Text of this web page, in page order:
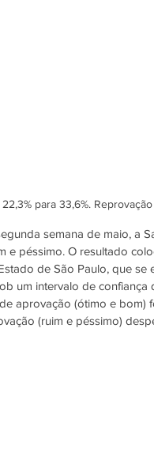
para 33,6%.
semana de maio, a
péssimo. O resultado
de São Paulo, que se
um intervalo de confiança
aprovação (ótimo e bom)
(ruim e péssimo)